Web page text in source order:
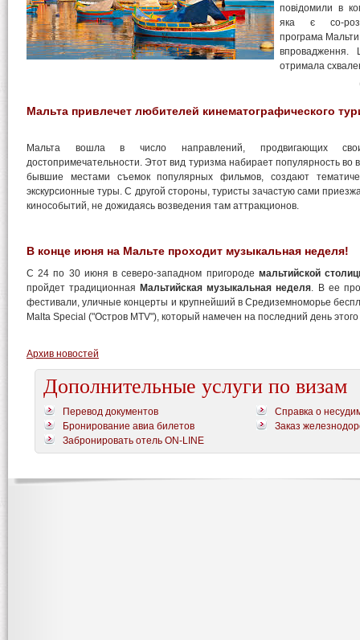
повідомили в
яка є со-
програма Мальти
отримала
Мальта привлечет любителей кинематографического
Мальта вошла в число направлений, продвигающих свои
достопримечательности. Этот вид туризма набирает популярность
бывшие местами съемок популярных фильмов, создают
экскурсионные туры. С другой стороны, туристы зачастую сами
кинособытий, не дожидаясь возведения там аттракционов.
В конце июня на Мальте проходит музыкальная неделя!
С 24 по 30 июня в северо-западном пригороде мальтийской
пройдет традиционная Мальтийская музыкальная неделя. В ее
фестивали, уличные концерты и крупнейший в Средиземноморье
Malta Special ("Остров MTV"), который намечен на последний день
Архив новостей
Дополнительные услуги по визам
Перевод документов
Справка о
Бронирование авиа билетов
Заказ
Забронировать отель ON-LINE